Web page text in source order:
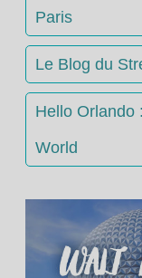
Paris
Le Blog du
Hello Orlando
World